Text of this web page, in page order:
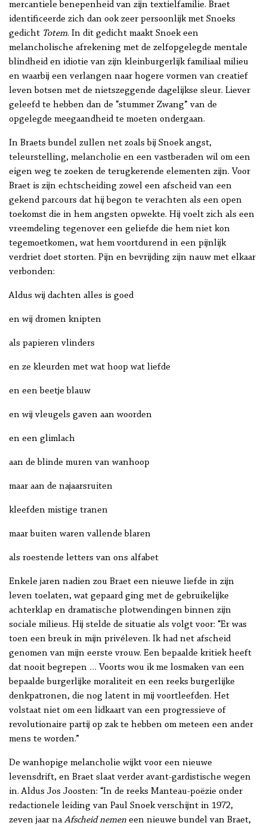
mercantiele benepenheid van zijn textielfamilie. Braet
identificeerde zich dan ook zeer persoonlijk met Snoeks
gedicht Totem. In dit gedicht maakt Snoek een
melancholische afrekening met de zelfopgelegde mentale
blindheid en idiotie van zijn kleinburgerlijk familiaal milieu
en waarbij een verlangen naar hogere vormen van creatief
leven botsen met de nietszeggende dagelijkse sleur. Liever
geleefd te hebben dan de “stummer Zwang” van de
opgelegde meegaandheid te moeten ondergaan.
In Braets bundel zullen net zoals bij Snoek angst,
teleurstelling, melancholie en een vastberaden wil om een
eigen weg te zoeken de terugkerende elementen zijn. Voor
Braet is zijn echtscheiding zowel een afscheid van een
gekend parcours dat hij begon te verachten als een open
toekomst die in hem angsten opwekte. Hij voelt zich als een
vreemdeling tegenover een geliefde die hem niet kon
tegemoetkomen, wat hem voortdurend in een pijnlijk
verdriet doet storten. Pijn en bevrijding zijn nauw met elkaar
verbonden:
Aldus wij dachten alles is goed
en wij dromen knipten
als papieren vlinders
en ze kleurden met wat hoop wat liefde
en een beetje blauw
en wij vleugels gaven aan woorden
en een glimlach
aan de blinde muren van wanhoop
maar aan de najaarsruiten
kleefden mistige tranen
maar buiten waren vallende blaren
als roestende letters van ons alfabet
Enkele jaren nadien zou Braet een nieuwe liefde in zijn
leven toelaten, wat gepaard ging met de gebruikelijke
achterklap en dramatische plotwendingen binnen zijn
sociale milieus. Hij stelde de situatie als volgt voor: “Er was
toen een breuk in mijn privéleven. Ik had net afscheid
genomen van mijn eerste vrouw. Een bepaalde kritiek heeft
dat nooit begrepen … Voorts wou ik me losmaken van een
bepaalde burgerlijke moraliteit en een reeks burgerlijke
denkpatronen, die nog latent in mij voortleefden. Het
volstaat niet om een lidkaart van een progressieve of
revolutionaire partij op zak te hebben om meteen een ander
mens te worden.”
De wanhopige melancholie wijkt voor een nieuwe
levensdrift, en Braet slaat verder avant-gardistische wegen
in. Aldus Jos Joosten: “In de reeks Manteau-poëzie onder
redactionele leiding van Paul Snoek verschijnt in 1972,
zeven jaar naAfscheid nemen een nieuwe bundel van Braet,